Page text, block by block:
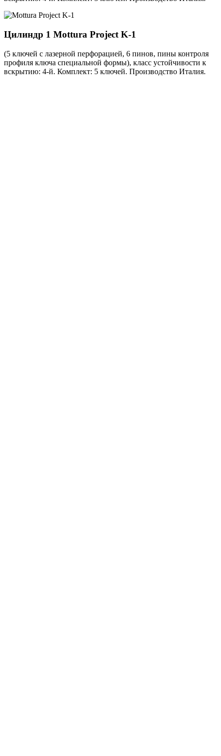
Цилиндр 1 Mottura Project K-1
(5 ключей с лазерной перфорацией, 6 пинов, пины контроля
профиля ключа специальной формы), класс устойчивости к
вскрытию: 4-й. Комплект: 5 ключей. Производство Италия.